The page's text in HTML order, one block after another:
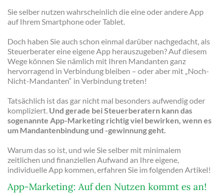
Sie selber nutzen wahrscheinlich die eine oder andere App
auf Ihrem Smartphone oder Tablet.
Doch haben Sie auch schon einmal darüber nachgedacht, als
Steuerberater eine eigene App herauszugeben? Auf diesem
Wege können Sie nämlich mit Ihren Mandanten ganz
hervorragend in Verbindung bleiben – oder aber mit „Noch-
Nicht-Mandanten“ in Verbindung treten!
Tatsächlich ist das gar nicht mal besonders aufwendig oder
kompliziert. Und gerade bei Steuerberatern kann das
sogenannte App-Marketing richtig viel bewirken, wenn es
um Mandantenbindung und -gewinnung geht.
Warum das so ist, und wie Sie selber mit minimalem
zeitlichen und finanziellen Aufwand an Ihre eigene,
individuelle App kommen, erfahren Sie im folgenden Artikel!
App-Marketing: Auf den Nutzen kommt es an!